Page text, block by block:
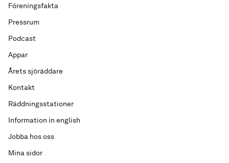
Föreningsfakta
Pressrum
Podcast
Appar
Årets sjöräddare
Kontakt
Räddningsstationer
Information in english
Jobba hos oss
Mina sidor